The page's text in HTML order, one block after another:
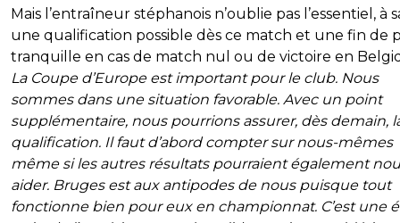
Mais l’entraîneur stéphanois n’oublie pas l’essentiel, à
une qualification possible dès ce match et une fin de
tranquille en cas de match nul ou de victoire en
La Coupe d’Europe est important pour le club. Nous
sommes dans une situation favorable. Avec un point
supplémentaire, nous pourrions assurer, dès demain,
qualification. Il faut d’abord compter sur nous-mêmes
même si les autres résultats pourraient également
aider. Bruges est aux antipodes de nous puisque tout
fonctionne bien pour eux en championnat. C’est une